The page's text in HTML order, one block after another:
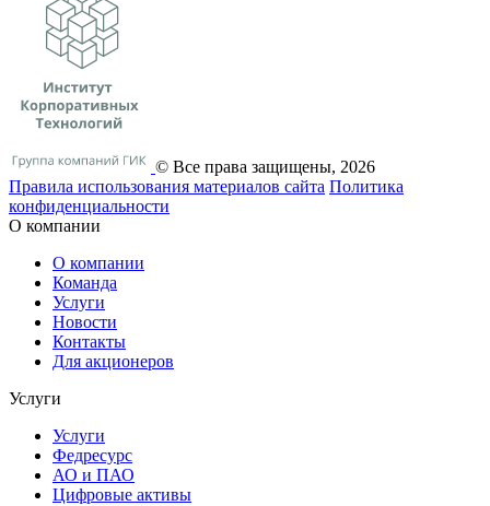
© Все права защищены, 2026
Правила использования материалов сайта Политика
конфиденциальности
О компании
О компании
Команда
Услуги
Новости
Контакты
Для акционеров
Услуги
Услуги
Федресурс
АО и ПАО
Цифровые активы